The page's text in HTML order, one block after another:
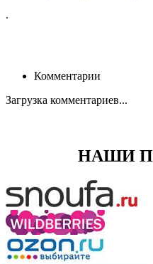
.
Комментарии
Загрузка комментариев...
НАШИ